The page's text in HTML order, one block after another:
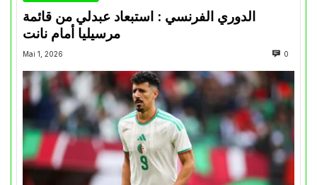
الدوري الفرنسي : استبعاد عبدلي من قائمة
مرسيليا أمام نانت
Mai 1, 2026 0